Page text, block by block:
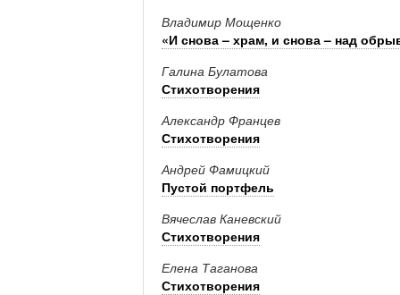
Владимир Мощенко
«И снова – храм, и снова – над
Галина Булатова
Стихотворения
Александр Францев
Стихотворения
Андрей Фамицкий
Пустой портфель
Вячеслав Каневский
Стихотворения
Елена Таганова
Стихотворения